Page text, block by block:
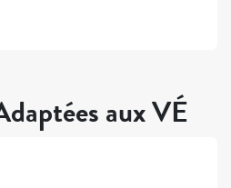
aux VÉ